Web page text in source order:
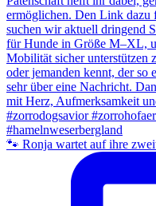
🐾 Ronja wartet auf ihre